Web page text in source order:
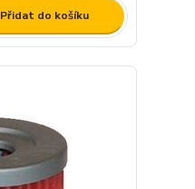
Přidat do košíku